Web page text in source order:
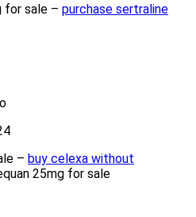
for sale – purchase sertraline
– buy celexa without
25mg for sale